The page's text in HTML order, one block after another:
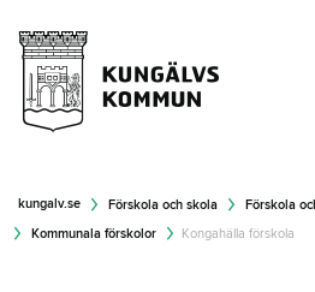
kungalv.se Förskola och skola
Förskola
Kommunala förskolor
Kongahälla förskola